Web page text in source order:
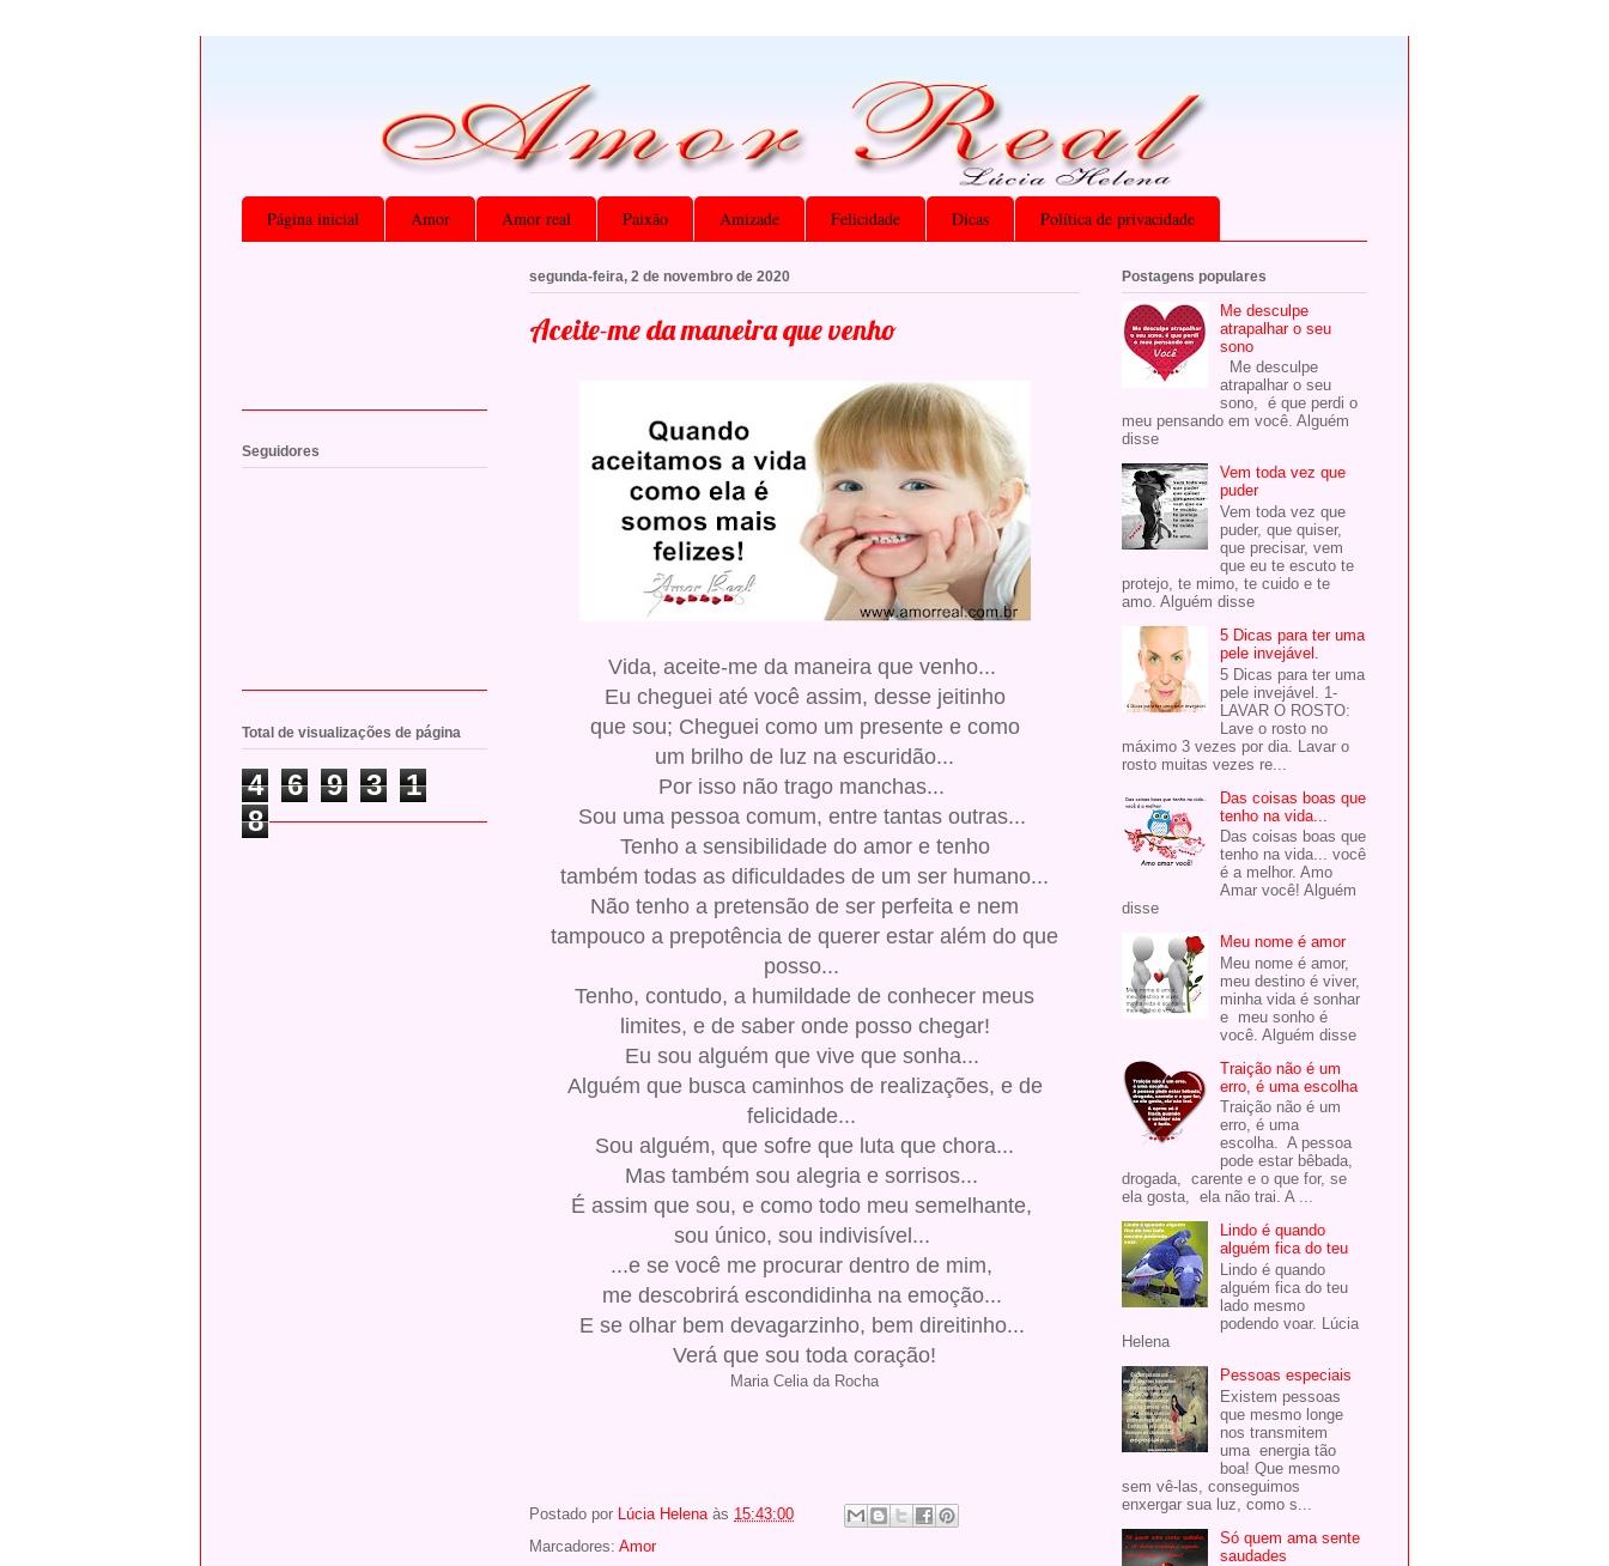
Página inicial Amor Amor real Paixão Amizade Felicidade Dicas Política de privacidade
segunda-feira, 2 de novembro de 2020
Aceite-me da maneira que venho
Vida, aceite-me da maneira que venho...
Eu cheguei até você assim, desse jeitinho
que sou; Cheguei como um presente e como
um brilho de luz na escuridão...
Por isso não trago manchas...
Sou uma pessoa comum, entre tantas outras...
Tenho a sensibilidade do amor e tenho
também todas as dificuldades de um ser humano...
Não tenho a pretensão de ser perfeita e nem
tampouco a prepotência de querer estar além do que
posso...
Tenho, contudo, a humildade de conhecer meus
limites, e de saber onde posso chegar!
Eu sou alguém que vive que sonha...
Alguém que busca caminhos de realizações, e de
felicidade...
Sou alguém, que sofre que luta que chora...
Mas também sou alegria e sorrisos...
É assim que sou, e como todo meu semelhante,
sou único, sou indivisível...
...e se você me procurar dentro de mim,
me descobrirá escondidinha na emoção...
E se olhar bem devagarzinho, bem direitinho...
Verá que sou toda coração!
Maria Celia da Rocha
Postado por Lúcia Helena às 15:43:00
Marcadores: Amor
Seguidores
Total de visualizações de página
4 6 9 3
1
8
Postagens populares
Me desculpe
atrapalhar o seu
sono
Me desculpe
atrapalhar o seu
sono, é que perdi o
meu pensando em você. Alguém
disse
Vem toda vez que
puder
Vem toda vez que
puder, que quiser,
que precisar, vem
que eu te escuto te
protejo, te mimo, te cuido e te
amo. Alguém disse
5 Dicas para ter uma
pele invejável.
5 Dicas para ter uma
pele invejável. 1-
LAVAR O ROSTO:
Lave o rosto no
máximo 3 vezes por dia. Lavar o
rosto muitas vezes re...
Das coisas boas que
tenho na vida...
Das coisas boas que
tenho na vida... você
é a melhor. Amo
Amar você! Alguém
disse
Meu nome é amor
Meu nome é amor,
meu destino é viver,
minha vida é sonhar
e meu sonho é
você. Alguém disse
Traição não é um
erro, é uma escolha
Traição não é um
erro, é uma
escolha. A pessoa
pode estar bêbada,
drogada, carente e o que for, se
ela gosta, ela não trai. A ...
Lindo é quando
alguém fica do teu
Lindo é quando
alguém fica do teu
lado mesmo
podendo voar. Lúcia
Helena
Pessoas especiais
Existem pessoas
que mesmo longe
nos transmitem
uma energia tão
boa! Que mesmo
sem vê-las, conseguimos
enxergar sua luz, como s...
Só quem ama sente
saudades